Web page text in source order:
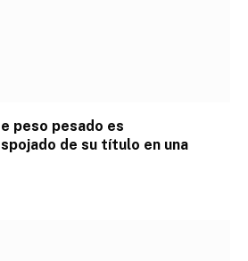
peso pesado es
de su título en una